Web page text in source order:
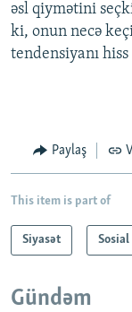
əsl qiymətini
ki, onun necə
tendensiyanı
Paylaş
This item is part of
Siyasət Sosial
Gündəm